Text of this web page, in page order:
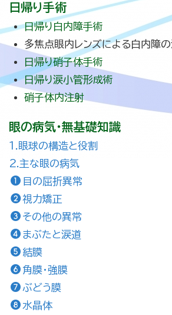
日帰り手術
日帰り白内障手術
多焦点眼内レンズによる白内障
日帰り硝子体手術
日帰り涙小管形成術
硝子体内注射
眼の病気・無基礎知識
1.眼球の構造と役割
2.主な眼の病気
目の屈折異常
視力矯正
その他の異常
まぶたと涙道
結膜
角膜・強膜
ぶどう膜
水晶体